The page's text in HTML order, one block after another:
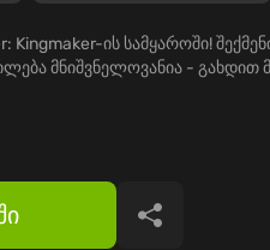
ის სამყაროში!
მნიშვნელოვანია -
გაზიარება